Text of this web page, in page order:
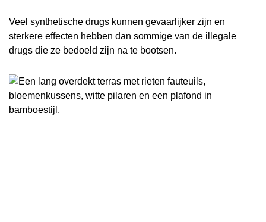
Veel synthetische drugs kunnen gevaarlijker zijn en
sterkere effecten hebben dan sommige van de illegale
drugs die ze bedoeld zijn na te bootsen.